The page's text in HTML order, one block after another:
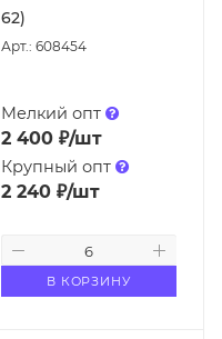
62)
Арт.: 608454
Мелкий опт
2 400₽/шт
Крупный опт
2 240₽/шт
В КОРЗИНУ